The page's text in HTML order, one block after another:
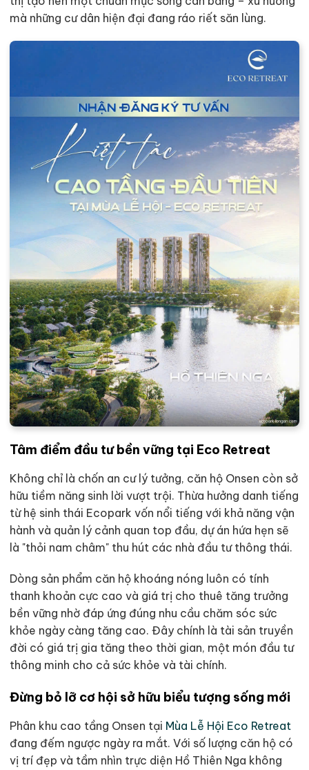
mà những cư dân hiện đại đang ráo riết săn lùng.
Tâm điểm đầu tư bền vững tại Eco Retreat
Không chỉ là chốn an cư lý tưởng, căn hộ Onsen còn sở
hữu tiềm năng sinh lời vượt trội. Thừa hưởng danh tiếng
từ hệ sinh thái Ecopark vốn nổi tiếng với khả năng vận
hành và quản lý cảnh quan top đầu, dự án hứa hẹn sẽ
là "thỏi nam châm" thu hút các nhà đầu tư thông thái.
Dòng sản phẩm căn hộ khoáng nóng luôn có tính
thanh khoản cực cao và giá trị cho thuê tăng trưởng
bền vững nhờ đáp ứng đúng nhu cầu chăm sóc sức
khỏe ngày càng tăng cao. Đây chính là tài sản truyền
đời có giá trị gia tăng theo thời gian, một món đầu tư
thông minh cho cả sức khỏe và tài chính.
Đừng bỏ lỡ cơ hội sở hữu biểu tượng sống mới
Phân khu cao tầng Onsen tại Mùa Lễ Hội Eco Retreat
đang đếm ngược ngày ra mắt. Với số lượng căn hộ có
vị trí đẹp và tầm nhìn trực diện Hồ Thiên Nga không